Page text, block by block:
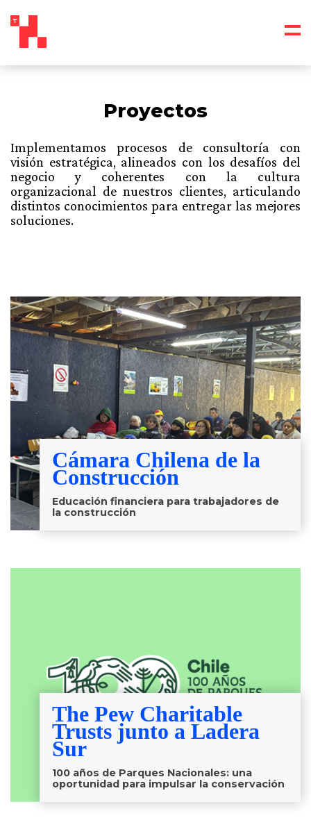
Proyectos
Implementamos procesos de consultoría con
visión estratégica, alineados con los desafíos del
negocio y coherentes con la cultura
organizacional de nuestros clientes, articulando
distintos conocimientos para entregar las mejores
soluciones.
Cámara Chilena de la
Construcción
Educación financiera para trabajadores de
la construcción
The Pew Charitable
Trusts junto a Ladera
Sur
100 años de Parques Nacionales: una
oportunidad para impulsar la conservación